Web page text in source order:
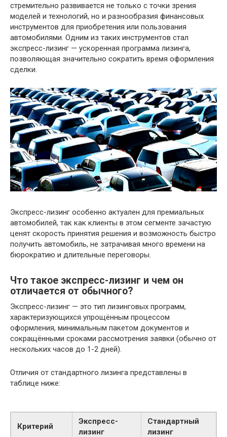
стремительно развивается не только с точки зрения
моделей и технологий, но и разнообразия финансовых
инструментов для приобретения или пользования
автомобилями. Одним из таких инструментов стал
экспресс-лизинг — ускоренная программа лизинга,
позволяющая значительно сократить время оформления
сделки.
Экспресс-лизинг особенно актуален для премиальных
автомобилей, так как клиенты в этом сегменте зачастую
ценят скорость принятия решения и возможность быстро
получить автомобиль, не затрачивая много времени на
бюрократию и длительные переговоры.
Что такое экспресс-лизинг и чем он
отличается от обычного?
Экспресс-лизинг — это тип лизинговых программ,
характеризующихся упрощённым процессом
оформления, минимальным пакетом документов и
сокращёнными сроками рассмотрения заявки (обычно от
нескольких часов до 1-2 дней).
Отличия от стандартного лизинга представлены в
таблице ниже:
Критерий
Экспресс-
лизинг
Стандартный
лизинг